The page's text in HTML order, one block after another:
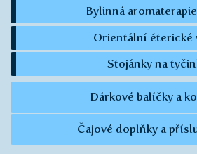
Bylinná
Orientální éterické
Stojánky na
Dárkové balíčky a
Čajové doplňky a